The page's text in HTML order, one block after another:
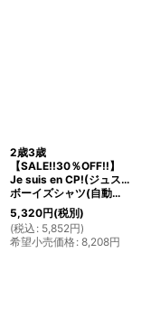
2歳3歳
【SALE!!30％OFF!!】
Je suis en CP!(ジュスィザンセーペー)
ボーイズシャツ(自動車プリント)
5,320円(税別)
(税込 : 5,852円)
希望小売価格: 8,208円